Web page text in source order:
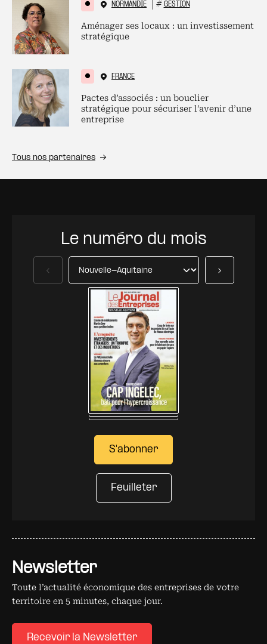
NORMANDIE # GESTION
Aménager ses locaux : un investissement
stratégique
FRANCE
Pactes d’associés : un bouclier
stratégique pour sécuriser l’avenir d’une
entreprise
Tous nos partenaires
Newsletter
Toute l’actualité économique des entreprises de votre
territoire en 5 minutes, chaque jour.
Recevoir la Newsletter
Le numéro du mois
S'abonner
Feuilleter
Précédent Suivant